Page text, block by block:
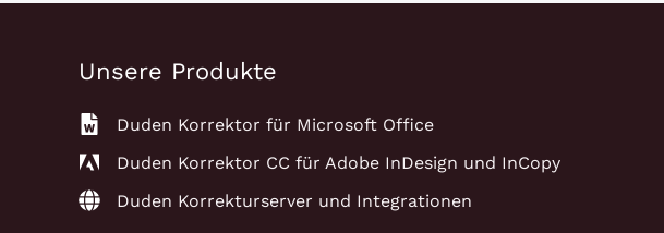
Unsere Produkte
Duden Korrektor für Microsoft Office
Duden Korrektor CC für Adobe InDesign und InCopy
Duden Korrekturserver und Integrationen